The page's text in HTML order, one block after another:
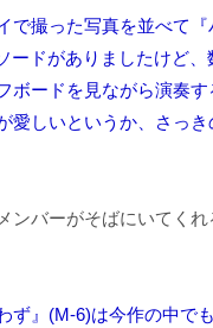
撮った写真を並べて『
ードがありましたけど
ボードを見ながら演奏
愛しいというか、さっき
ンバーがそばにいてく
』(M-6)は今作の中で